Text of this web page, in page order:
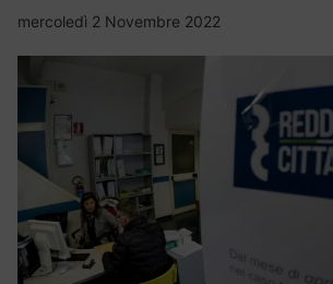
mercoledì 2 Novembre 2022